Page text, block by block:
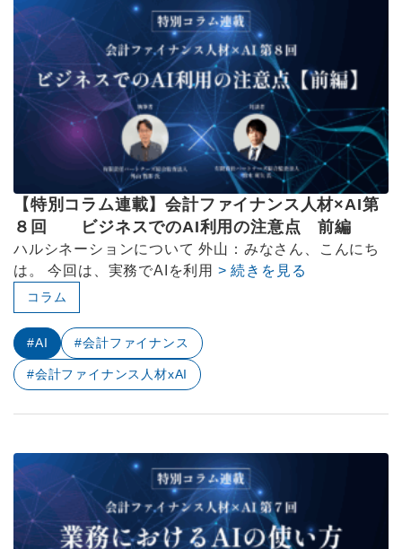
【特別コラム連載】会計ファイナンス人材×AI第
８回 ビジネスでのAI利用の注意点 前編
ハルシネーションについて 外山：みなさん、こんにち
は。 今回は、実務でAIを利用 > 続きを見る
コラム
#AI #会計ファイナンス
#会計ファイナンス人材xAI